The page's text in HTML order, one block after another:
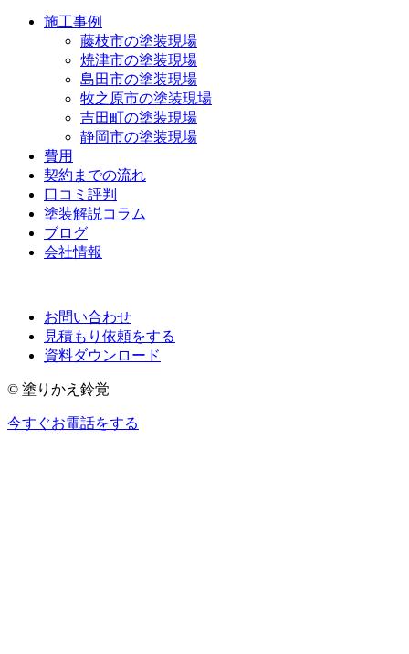
施工事例
藤枝市の塗装現場
焼津市の塗装現場
島田市の塗装現場
牧之原市の塗装現場
吉田町の塗装現場
静岡市の塗装現場
費用
契約までの流れ
口コミ評判
塗装解説コラム
ブログ
会社情報
お問い合わせ
見積もり依頼をする
資料ダウンロード
© 塗りかえ鈴覚
今すぐお電話をする